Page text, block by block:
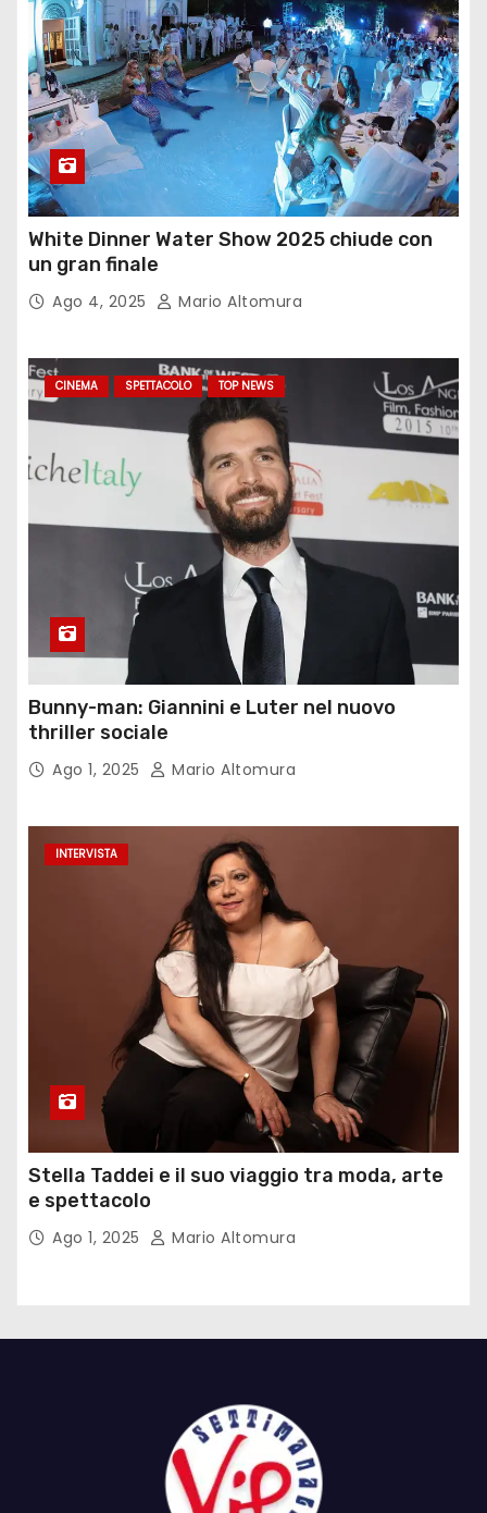
White Dinner Water Show 2025 chiude con
un gran finale
Ago 4, 2025 Mario Altomura
CINEMA SPETTACOLO TOP NEWS
Bunny-man: Giannini e Luter nel nuovo
thriller sociale
Ago 1, 2025 Mario Altomura
INTERVISTA
Stella Taddei e il suo viaggio tra moda, arte
e spettacolo
Ago 1, 2025 Mario Altomura